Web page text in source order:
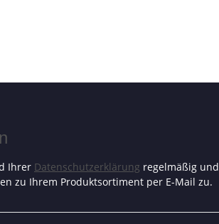
Ihrer Datenschutzerklärung regelmäßig und
zu Ihrem Produktsortiment per E-Mail zu.